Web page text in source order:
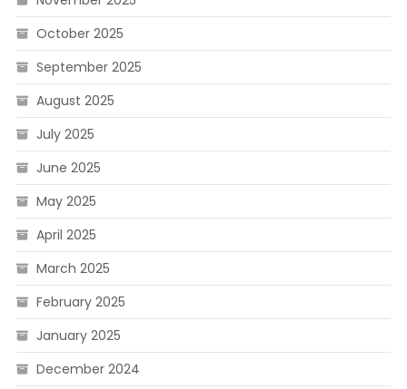
October 2025
September 2025
August 2025
July 2025
June 2025
May 2025
April 2025
March 2025
February 2025
January 2025
December 2024